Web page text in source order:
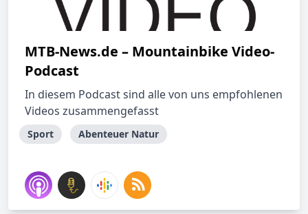
MTB-News.de – Mountainbike Video-
Podcast
In diesem Podcast sind alle von uns empfohlenen
Videos zusammengefasst
Sport Abenteuer Natur